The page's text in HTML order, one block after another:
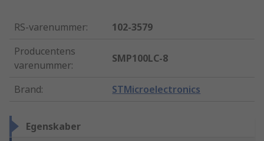
RS-varenummer:
102-3579
Producentens
varenummer:
SMP100LC-8
Brand: STMicroelectronics
Egenskaber